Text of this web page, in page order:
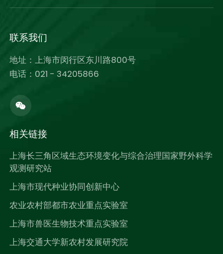
联系我们
地址：上海市闵行区东川路800号
电话：021 - 34205866
相关链接
上海长三角区域生态环境变化与综合治理国家野外科学
观测研究站
上海市现代种业协同创新中心
农业农村部都市农业重点实验室
上海市兽医生物技术重点实验室
上海交通大学新农村发展研究院